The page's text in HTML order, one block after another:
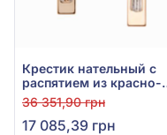
Крестик нательный с
распятием из красно-
белого золота 585°, арт.
501377кб
36 351,90 грн
17 085,39 грн